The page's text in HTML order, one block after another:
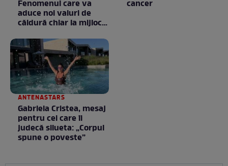
Fenomenul care va
aduce noi valuri de
căldură chiar la mijlocul
cancer
ANTENASTARS
Gabriela Cristea, mesaj
pentru cei care îi
judecă silueta: „Corpul
spune o poveste”